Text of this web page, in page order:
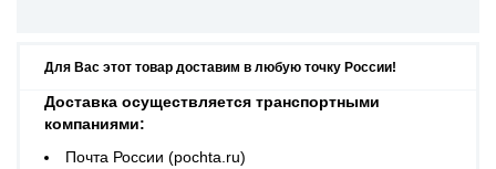
Для Вас этот товар доставим в любую точку России!
Доставка осуществляется транспортными
компаниями:
Почта России (pochta.ru)